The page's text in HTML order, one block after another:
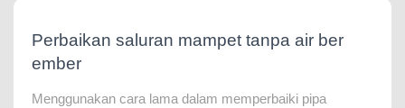
Perbaikan saluran mampet tanpa air ber
ember
Menggunakan cara lama dalam memperbaiki pipa